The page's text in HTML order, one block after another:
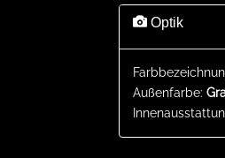
Optik
Außenfarbe: